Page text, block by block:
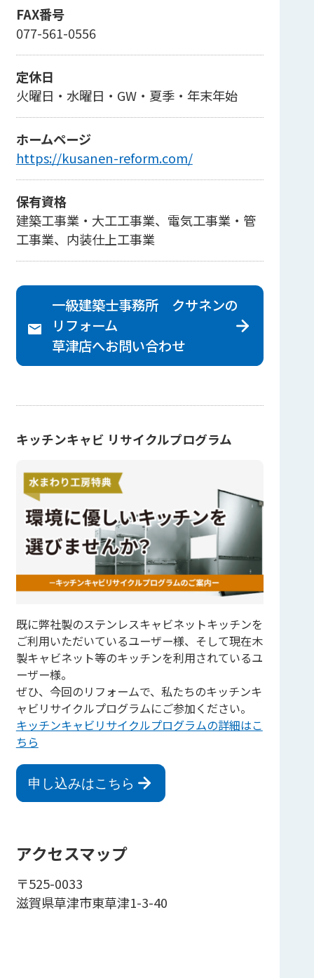
FAX番号
077-561-0556
定休日
火曜日・水曜日・GW・夏季・年末年始
ホームページ
https://kusanen-reform.com/
保有資格
建築工事業・大工工事業、電気工事業・管
工事業、内装仕上工事業
一級建築士事務所 クサネンの
リフォーム
草津店へお問い合わせ
キッチンキャビ リサイクルプログラム
既に弊社製のステンレスキャビネットキッチンを
ご利用いただいているユーザー様、そして現在木
製キャビネット等のキッチンを利用されているユ
ーザー様。
ぜひ、今回のリフォームで、私たちのキッチンキ
ャビリサイクルプログラムにご参加ください。
キッチンキャビリサイクルプログラムの詳細はこ
ちら
申し込みはこちら
アクセスマップ
〒525-0033
滋賀県草津市東草津1-3-40